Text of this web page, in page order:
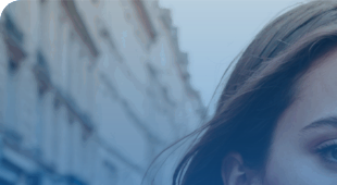
16 juin 2026